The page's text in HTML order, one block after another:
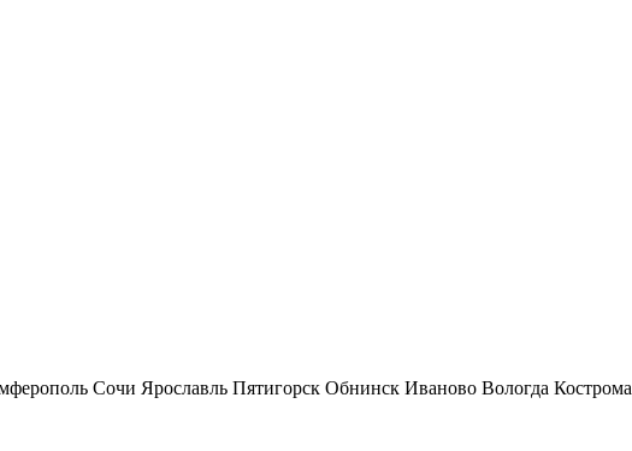
Сочи Ярославль Пятигорск Обнинск Иваново Вологда Кострома